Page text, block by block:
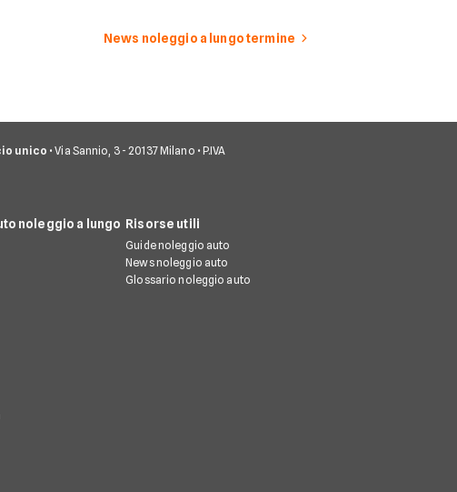
News noleggio a lungo termine
unico • Via Sannio, 3 - 20137 Milano • P.IVA
noleggio a lungo Risorse utili
Guide noleggio auto
News noleggio auto
Glossario noleggio auto